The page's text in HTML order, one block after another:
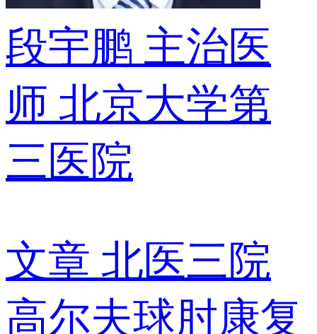
段宇鹏 主治医
师 北京大学第
三医院
文章 北医三院
高尔夫球肘康复